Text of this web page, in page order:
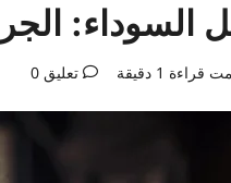
السوداء:
قراءة 1 دقيقة تعليق 0